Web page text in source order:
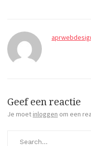
Geef een reactie
Je moet inloggen om een